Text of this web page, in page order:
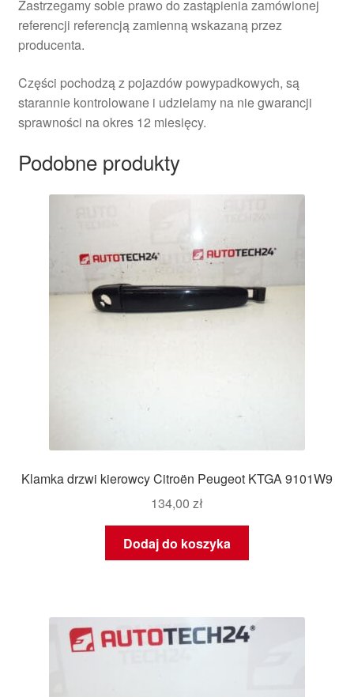
Zastrzegamy sobie prawo do zastąpienia zamówionej
referencji referencją zamienną wskazaną przez
producenta.
Części pochodzą z pojazdów powypadkowych, są
starannie kontrolowane i udzielamy na nie gwarancji
sprawności na okres 12 miesięcy.
Podobne produkty
Klamka drzwi kierowcy Citroën Peugeot KTGA 9101W9
134,00 zł
Dodaj do koszyka